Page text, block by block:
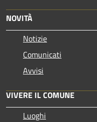
NOVITÀ
Notizie
Comunicati
Avvisi
VIVERE IL COMUNE
Luoghi